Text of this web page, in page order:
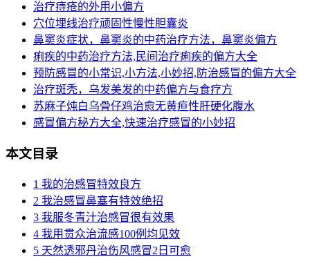
治疗痔疮的外用小偏方
穴位埋线治疗顽固性慢性胆囊炎
鼻窦炎症状，鼻窦炎的中药治疗方法，鼻窦炎偏方
痢疾的中药治疗方法,民间治疗痢疾的偏方大全
预防感冒的小常识,小方法,小妙招,防治感冒的偏方大全
治疗斑秃，乌发美发的中药偏方与食疗方
苏麻子炖白乌骨仔鸡治愈无黄疸性肝硬化腹水
感冒偏方秘方大全,快速治疗感冒的小妙招
本文目录
1 我的治感冒特效良方
2 我治感冒鼻塞有特效绝招
3 我服冬青汁治感冒很有效果
4 我用贯众治流感100例均见效
5 天然透邪丹治伤风感冒2日可愈